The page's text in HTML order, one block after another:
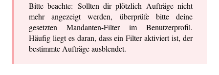
Bitte beachte: Sollten dir plötzlich Aufträge nicht
mehr angezeigt werden, überprüfe bitte deine
gesetzten Mandanten-Filter im Benutzerprofil.
Häufig liegt es daran, dass ein Filter aktiviert ist, der
bestimmte Aufträge ausblendet.